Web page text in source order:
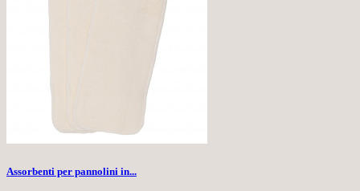
Assorbenti per pannolini in...